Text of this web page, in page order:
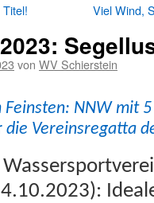
Viel Wind,
von WV Schierstein
NNW mit
die Vere­in­sre­gat­ta